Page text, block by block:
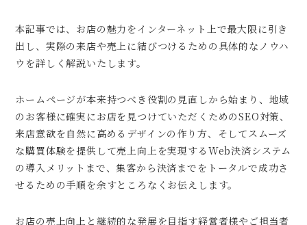
本記事では、お店の魅力をインターネット上で最大限に引き
出し、実際の来店や売上に結びつけるための具体的なノウハ
ウを詳しく解説いたします。
ホームページが本来持つべき役割の見直しから始まり、地域
のお客様に確実にお店を見つけていただくためのSEO対策、
来店意欲を自然に高めるデザインの作り方、そしてスムーズ
な購買体験を提供して売上向上を実現するWeb決済システム
の導入メリットまで、集客から決済までをトータルで成功さ
せるための手順を余すところなくお伝えします。
お店の売上向上と継続的な発展を目指す経営者様やご担当者